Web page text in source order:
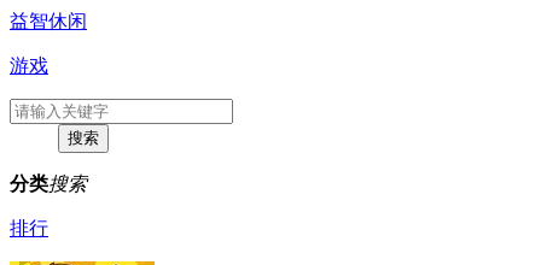
益智休闲
游戏
分类搜索
排行